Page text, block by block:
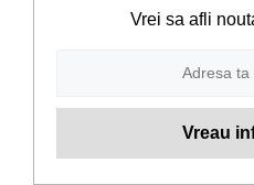
Vrei sa afli